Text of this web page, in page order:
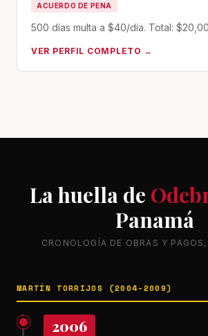
ACUERDO DE PENA
500 días multa a $40/día. Total:
VER PERFIL COMPLETO →
La huella de
Panamá
CRONOLOGÍA DE OBRAS Y
MARTÍN TORRIJOS (2004-2009)
2006